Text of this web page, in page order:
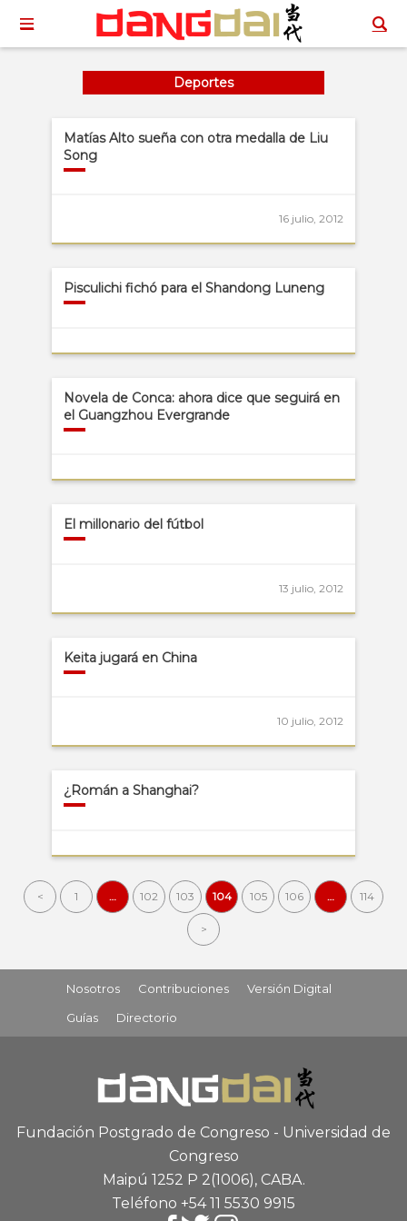
Deportes
Matías Alto sueña con otra medalla de Liu
Song
16 julio, 2012
Pisculichi fichó para el Shandong Luneng
Novela de Conca: ahora dice que seguirá en
el Guangzhou Evergrande
El millonario del fútbol
13 julio, 2012
Keita jugará en China
10 julio, 2012
¿Román a Shanghai?
< 1 … 102 103 104 105 106 … 114
>
Nosotros Contribuciones
Versión Digital
Guías
Directorio
Fundación Postgrado de Congreso - Universidad de
Congreso
Maipú 1252 P 2(1006), CABA.
Teléfono +54 11 5530 9915